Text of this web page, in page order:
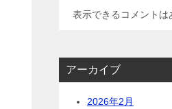
表示できるコメントは
アーカイブ
2026年2月